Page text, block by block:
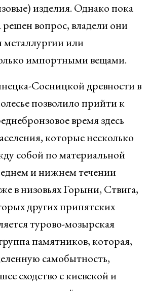
изделия. Однако пока
решен вопрос, владели они
металлургии или
импортными вещами.
Сосницкой древности в
позволило прийти к
время здесь
которые несколько
собой по материальной
и нижнем течении
в низовьях Горыни, Ствига,
других припятских
турово-мозырская
памятников, которая,
самобытность,
сходство с киевской и